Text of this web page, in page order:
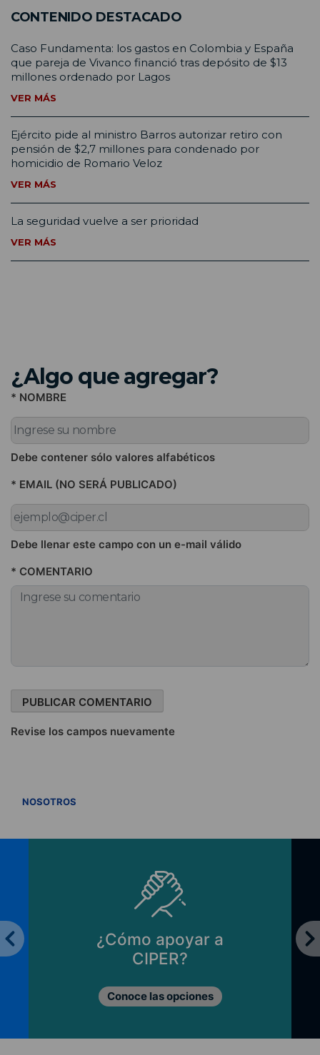
CONTENIDO DESTACADO
Caso Fundamenta: los gastos en Colombia y España
que pareja de Vivanco financió tras depósito de $13
millones ordenado por Lagos
VER MÁS
Ejército pide al ministro Barros autorizar retiro con
pensión de $2,7 millones para condenado por
homicidio de Romario Veloz
VER MÁS
La seguridad vuelve a ser prioridad
VER MÁS
¿Algo que agregar?
* NOMBRE
Debe contener sólo valores alfabéticos
* EMAIL (NO SERÁ PUBLICADO)
Debe llenar este campo con un e-mail válido
* COMENTARIO
Revise los campos nuevamente
NOSOTROS
¿Cómo apoyar a
CIPER?
Conoce las opciones